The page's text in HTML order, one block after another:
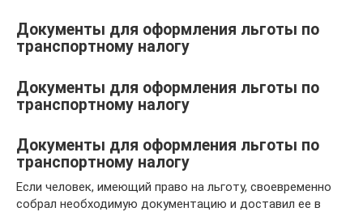
Документы для оформления льготы по
транспортному налогу
Документы для оформления льготы по
транспортному налогу
Документы для оформления льготы по
транспортному налогу
Если человек, имеющий право на льготу, своевременно
собрал необходимую документацию и доставил ее в